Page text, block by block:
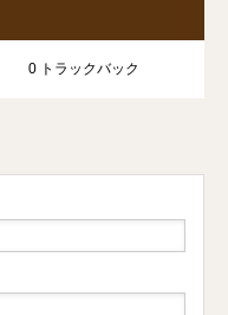
0 トラックバック